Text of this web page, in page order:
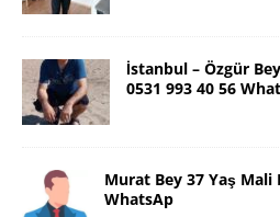
İstanbul – Özgür
0531 993 40 56
Murat Bey 37 Yaş Mali
WhatsAp